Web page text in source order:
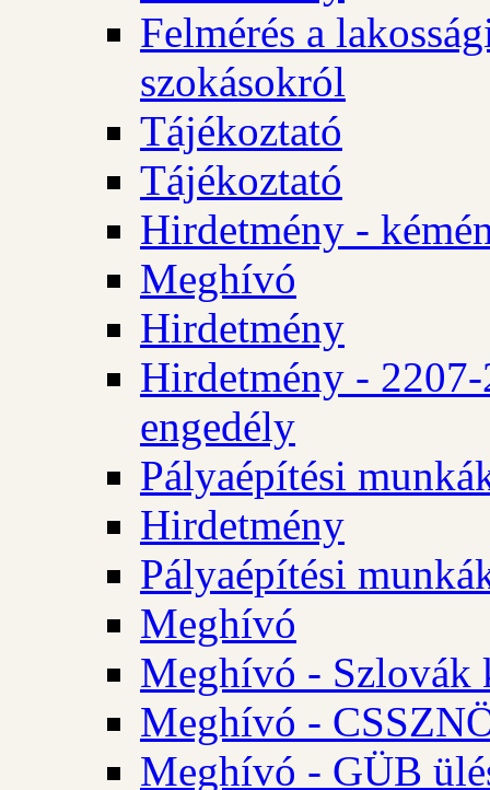
Felmérés a
szokásokról
Tájékoztató
Tájékoztató
Hirdetmény -
Meghívó
Hirdetmény
Hirdetmény -
engedély
Pályaépítési
Hirdetmény
Pályaépítési
Meghívó
Meghívó - Szlovák
Meghívó -
Meghívó - GÜB